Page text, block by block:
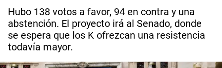
Hubo 138 votos a favor, 94 en contra y una
abstención. El proyecto irá al Senado, donde
se espera que los K ofrezcan una resistencia
todavía mayor.